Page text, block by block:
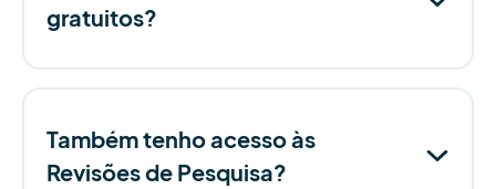
gratuitos?
Também tenho acesso às
Revisões de Pesquisa?